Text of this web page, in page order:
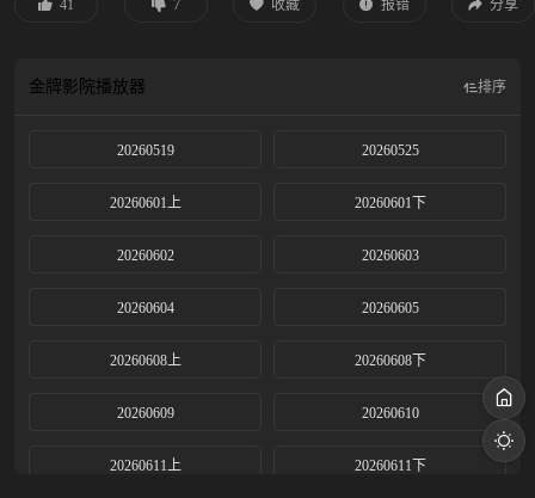
41 7 收藏 报错 分享
金牌影院播放器 排序
20260519 20260525
20260601上 20260601下
20260602 20260603
20260604 20260605
20260608上 20260608下
20260609 20260610
20260611上 20260611下